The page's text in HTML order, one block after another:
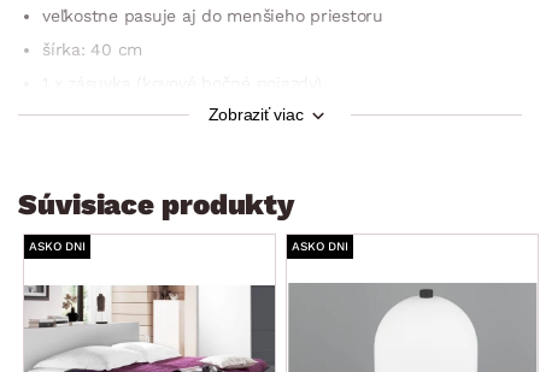
veľkostne pasuje aj do menšieho priestoru
šírka: 40 cm
stabilný
dodávané v demonte
Zobraziť viac
Súvisiace produkty
ASKO DNI ASKO DNI